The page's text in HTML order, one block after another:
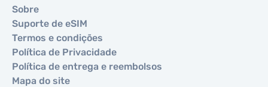
Sobre
Suporte de eSIM
Termos e condições
Política de Privacidade
Política de entrega e reembolsos
Mapa do site